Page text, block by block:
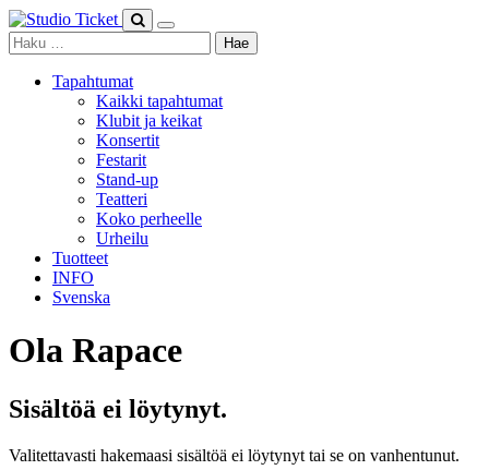
Skip
to
content
Haku:
Tapahtumat
Kaikki tapahtumat
Klubit ja keikat
Konsertit
Festarit
Stand-up
Teatteri
Koko perheelle
Urheilu
Tuotteet
INFO
Svenska
Ola Rapace
Sisältöä ei löytynyt.
Valitettavasti hakemaasi sisältöä ei löytynyt tai se on vanhentunut.